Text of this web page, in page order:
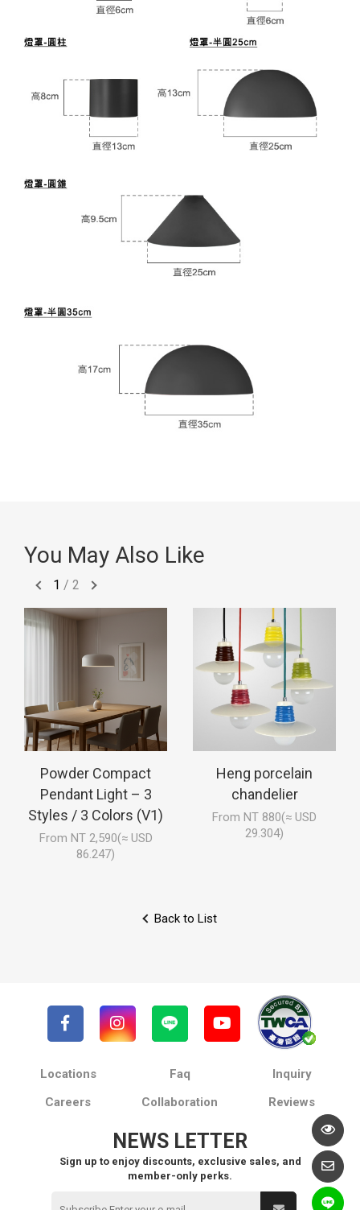
You May Also Like
1 / 2
Powder Compact
Pendant Light – 3
Styles / 3 Colors (V1)
From NT 2,590(≈ USD
86.247)
Heng porcelain
chandelier
From NT 880(≈ USD
29.304)
Back to List
Locations Faq
Inquiry
Careers
Collaboration Reviews
NEWS LETTER
Sign up to enjoy discounts, exclusive sales, and
member-only perks.